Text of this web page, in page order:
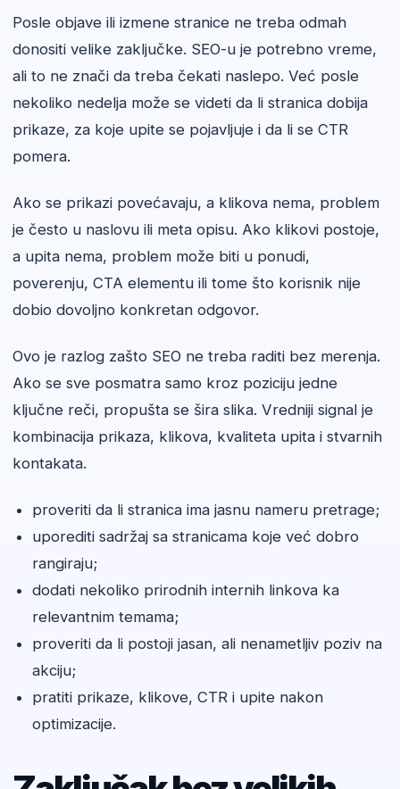
Posle objave ili izmene stranice ne treba odmah
donositi velike zaključke. SEO-u je potrebno vreme,
ali to ne znači da treba čekati naslepo. Već posle
nekoliko nedelja može se videti da li stranica dobija
prikaze, za koje upite se pojavljuje i da li se CTR
pomera.
Ako se prikazi povećavaju, a klikova nema, problem
je često u naslovu ili meta opisu. Ako klikovi postoje,
a upita nema, problem može biti u ponudi,
poverenju, CTA elementu ili tome što korisnik nije
dobio dovoljno konkretan odgovor.
Ovo je razlog zašto SEO ne treba raditi bez merenja.
Ako se sve posmatra samo kroz poziciju jedne
ključne reči, propušta se šira slika. Vredniji signal je
kombinacija prikaza, klikova, kvaliteta upita i stvarnih
kontakata.
proveriti da li stranica ima jasnu nameru pretrage;
uporediti sadržaj sa stranicama koje već dobro
rangiraju;
dodati nekoliko prirodnih internih linkova ka
relevantnim temama;
proveriti da li postoji jasan, ali nenametljiv poziv na
akciju;
pratiti prikaze, klikove, CTR i upite nakon
optimizacije.